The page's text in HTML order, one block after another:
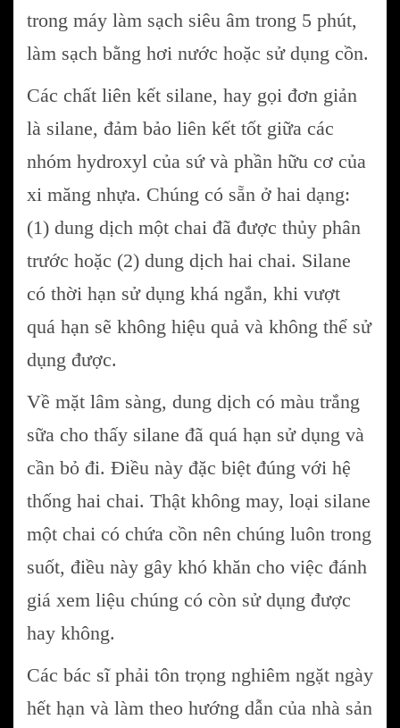
trong máy làm sạch siêu âm trong 5 phút,
làm sạch bằng hơi nước hoặc sử dụng cồn.
Các chất liên kết silane, hay gọi đơn giản
là silane, đảm bảo liên kết tốt giữa các
nhóm hydroxyl của sứ và phần hữu cơ của
xi măng nhựa. Chúng có sẵn ở hai dạng:
(1) dung dịch một chai đã được thủy phân
trước hoặc (2) dung dịch hai chai. Silane
có thời hạn sử dụng khá ngắn, khi vượt
quá hạn sẽ không hiệu quả và không thể sử
dụng được.
Về mặt lâm sàng, dung dịch có màu trắng
sữa cho thấy silane đã quá hạn sử dụng và
cần bỏ đi. Điều này đặc biệt đúng với hệ
thống hai chai. Thật không may, loại silane
một chai có chứa cồn nên chúng luôn trong
suốt, điều này gây khó khăn cho việc đánh
giá xem liệu chúng có còn sử dụng được
hay không.
Các bác sĩ phải tôn trọng nghiêm ngặt ngày
hết hạn và làm theo hướng dẫn của nhà sản